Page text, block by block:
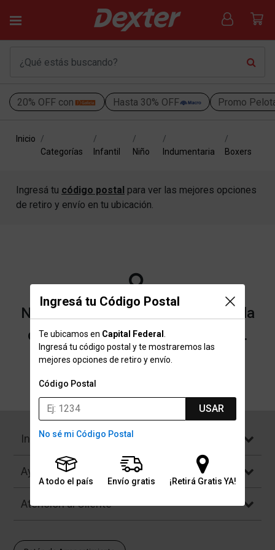
20% OFF con Hasta 30% OFF Promo
Ingresá tu Código Postal
Te ubicamos en Capital Federal
Ingresá tu código postal y te mostraremos las
mejores opciones de retiro y envío.
Código Postal
USAR
No sé mi Código Postal
A todo el país Envío gratis ¡Retirá Gratis YA!
Inicio
Categorías
Infantil Niño Indumentaria Boxers
Ingresá tu código postal para ver las mejores opciones
de retiro y envío en tu ubicación.
No encontramos resultados para la
categoría "Boxers" que buscaste.
Volver a la página de inicio
Institucional
Ayuda
Atención al Cliente